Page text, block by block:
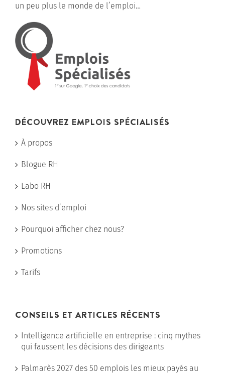
un peu plus le monde de l’emploi…
DÉCOUVREZ EMPLOIS SPÉCIALISÉS
À propos
Blogue RH
Labo RH
Nos sites d’emploi
Pourquoi afficher chez nous?
Promotions
Tarifs
CONSEILS ET ARTICLES RÉCENTS
Intelligence artificielle en entreprise : cinq mythes
qui faussent les décisions des dirigeants
Palmarès 2027 des 50 emplois les mieux payés au